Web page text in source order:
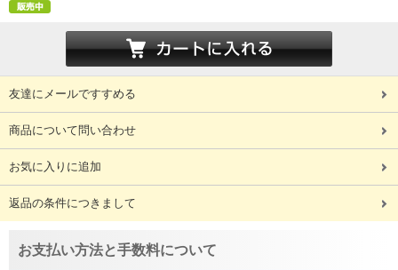
友達にメールですすめる
商品について問い合わせ
お気に入りに追加
返品の条件につきまして
お支払い方法と手数料について